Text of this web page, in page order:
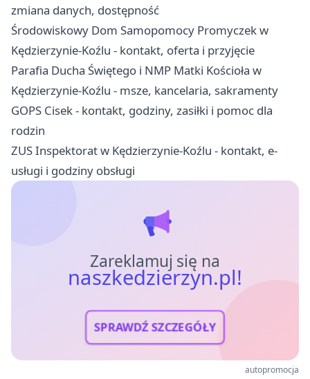
zmiana danych, dostępność
Środowiskowy Dom Samopomocy Promyczek w
Kędzierzynie-Koźlu - kontakt, oferta i przyjęcie
Parafia Ducha Świętego i NMP Matki Kościoła w
Kędzierzynie-Koźlu - msze, kancelaria, sakramenty
GOPS Cisek - kontakt, godziny, zasiłki i pomoc dla
rodzin
ZUS Inspektorat w Kędzierzynie-Koźlu - kontakt, e-
usługi i godziny obsługi
Zareklamuj się na
naszkedzierzyn.pl!
SPRAWDŹ SZCZEGÓŁY
autopromocja